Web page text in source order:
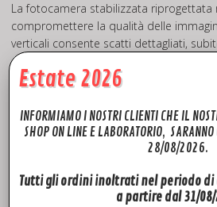
La fotocamera stabilizzata riprogettata
compromettere la qualità delle
verticali consente scatti dettagliati,
condivisione sui social.
Sperimenta modi creativi per seguire il
FocusTrack. La suite include ActiveTrack
Estate 2026
INFORMIAMO I NOSTRI CLIENTI CHE IL
SHOP ON LINE E LABORATORIO,
28/08/2026.
Tutti gli ordini inoltrati nel periodo di
a partire dal 31/